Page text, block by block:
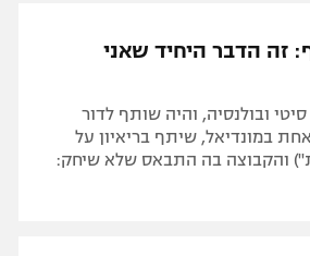
זה הדבר היחיד שאני
ובולנסיה, והיה שותף לדור
במונדיאל, שיתף בריאיון על
והקבוצה בה התבאס שלא שיחק: